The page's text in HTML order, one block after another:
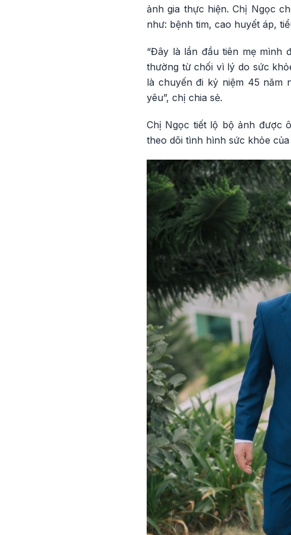
ảnh gia thực hiện. Chị Ngọc
như: bệnh tim, cao huyết áp,
“Đây là lần đầu tiên mẹ mình
thường từ chối vì lý do sức
là chuyến đi kỷ niệm 45 năm
yêu”, chị chia sẻ.
Chị Ngọc tiết lộ bộ ảnh được
theo dõi tình hình sức khỏe